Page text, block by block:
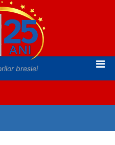
breslei